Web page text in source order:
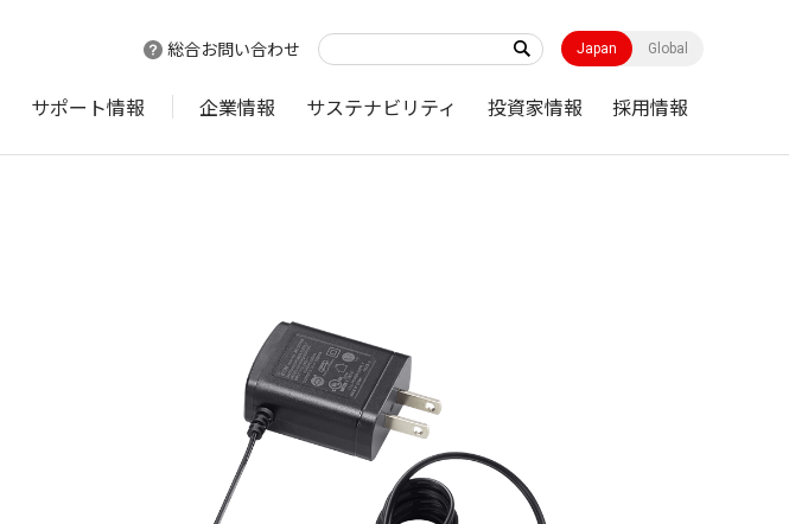
総合お問い合わせ Japan Global
サポート情報 企業情報 サステナビリティ 投資家情報 採用情報